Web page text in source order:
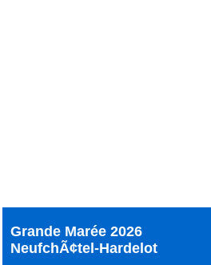
Grande Marée 2026
NeufchÃ¢tel-Hardelot